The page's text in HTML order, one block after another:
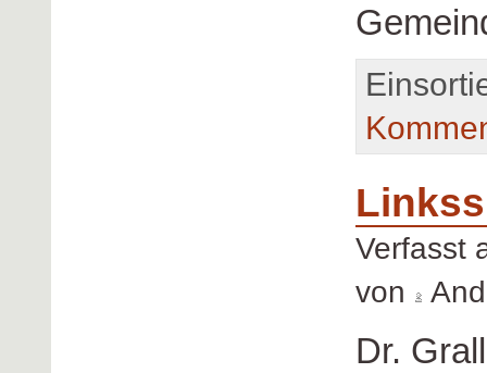
Verfasst
von
Dr.